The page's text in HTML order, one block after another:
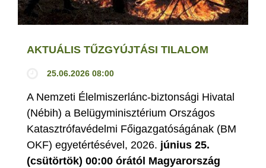
AKTUÁLIS TŰZGYÚJTÁSI TILALOM
25.06.2026 08:00
A Nemzeti Élelmiszerlánc-biztonsági Hivatal
(Nébih) a Belügyminisztérium Országos
Katasztrófavédelmi Főigazgatóságának (BM
OKF) egyetértésével, 2026. június 25.
(csütörtök) 00:00 órától Magyarország